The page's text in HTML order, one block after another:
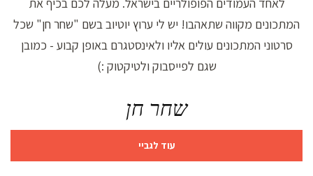
המתכונים מקווה שתאהבו! יש לי ערוץ יוטיוב בשם "שחר חן" שכל
סרטוני המתכונים עולים אליו ולאינסטגרם באופן קבוע - כמובן
שגם לפייסבוק ולטיקטוק :)
שחר חן
עוד לגביי